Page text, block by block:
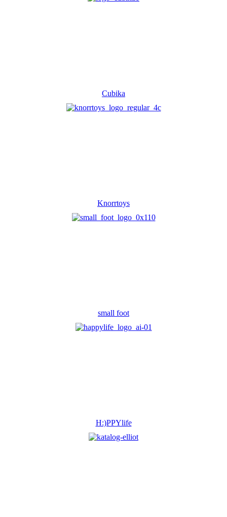
Cubika
Knorrtoys
small foot
H:)PPYlife